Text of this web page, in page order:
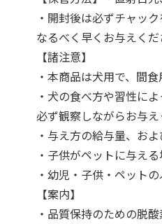
・開封後は必ずチャッ
なるべく早くお与えくだ
【諸注意】
・本商品は犬用で、間
・犬の食べ方や習性に
必ず観察しながらお与え
・与え方の給与量、お
・子供がペットに与え
・幼児・子供・ペット
【案内】
・品質保持のための脱